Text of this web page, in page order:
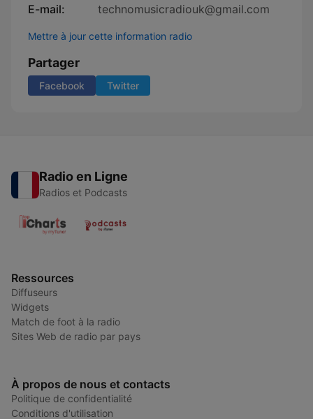
E-mail:
technomusicradiouk@gmail.com
Mettre à jour cette information radio
Partager
Facebook Twitter
Radio en Ligne
Radios et Podcasts
Ressources
Diffuseurs
Widgets
Match de foot à la radio
Sites Web de radio par pays
À propos de nous et contacts
Politique de confidentialité
Conditions d'utilisation